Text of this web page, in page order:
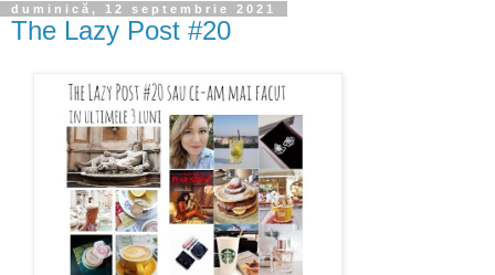
duminică, 12 septembrie 2021
The Lazy Post #20